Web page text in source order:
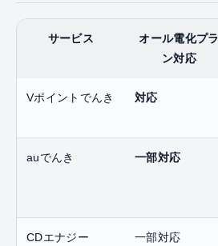
サービス
オール電化プラ
ン対応
Vポイントでんき 対応
auでんき 一部対応
CDエナジー 一部対応